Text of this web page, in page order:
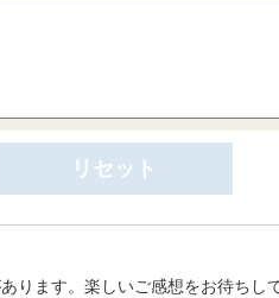
ります。楽しいご感想をお待ちし